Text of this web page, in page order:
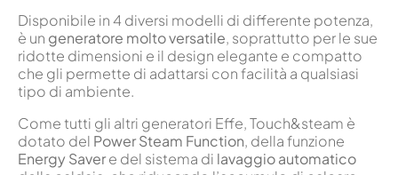
Disponibile in 4 diversi modelli di differente potenza,
è un generatore molto versatile, soprattutto per le sue
ridotte dimensioni e il design elegante e compatto
che gli permette di adattarsi con facilità a qualsiasi
tipo di ambiente.
Come tutti gli altri generatori Effe, Touch&steam è
dotato del Power Steam Function, della funzione
Energy Savere del sistema di lavaggio automatico